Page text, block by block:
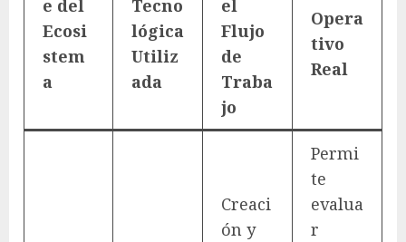
e del
Ecosi
stem
a
Tecno
lógica
Utiliz
ada
el
Flujo
de
Traba
jo
Opera
tivo
Real
Creaci
ón y
Permi
te
evalua
r